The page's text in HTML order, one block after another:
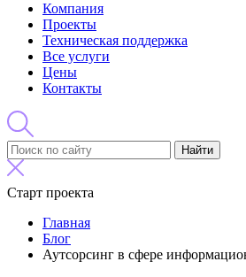
Компания
Проекты
Техническая поддержка
Все услуги
Цены
Контакты
Найти
Старт проекта
Главная
Блог
Аутсорсинг в сфере